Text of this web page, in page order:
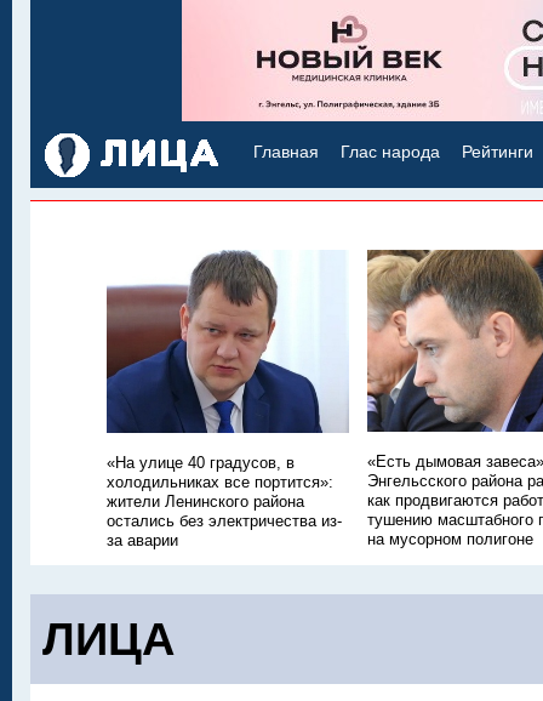
Главная Глас народа Рейтинги
«На улице 40 градусов, в
холодильниках все портится»:
жители Ленинского района
остались без электричества из-
за аварии
«Есть дымовая
Энгельсского района
как продвигаются
тушению масштабного
на мусорном полигоне
ЛИЦА